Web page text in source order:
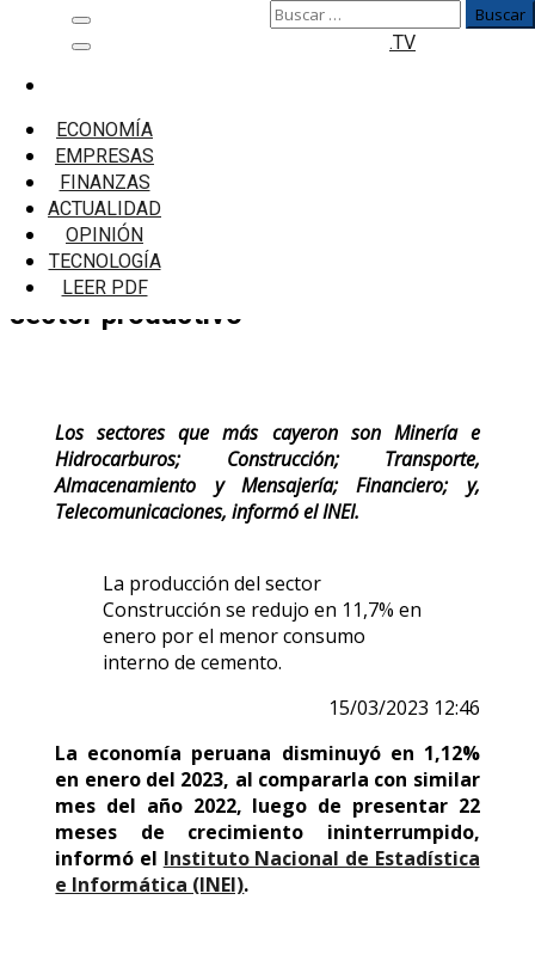
Menú
principal
ECONOMÍA
EMPRESAS
FINANZAS
ACTUALIDAD
OPINIÓN
TECNOLOGÍA
LEER PDF
Buscar:
.TV
Economía peruana cayó 1,12% en enero por
protestas, bloqueos y ataques al sector
productivo
Economía peruana cayó 1,12% en enero
por protestas, bloqueos y ataques al
sector productivo
Los sectores que más cayeron son Minería e
Hidrocarburos; Construcción; Transporte,
Almacenamiento y Mensajería; Financiero; y,
Telecomunicaciones, informó el INEI.
La producción del sector
Construcción se redujo en 11,7% en
enero por el menor consumo
interno de cemento.
15/03/2023 12:46
La economía peruana disminuyó en 1,12%
en enero del 2023, al compararla con similar
mes del año 2022, luego de presentar 22
meses de crecimiento ininterrumpido,
informó el Instituto Nacional de Estadística
e Informática (INEI).